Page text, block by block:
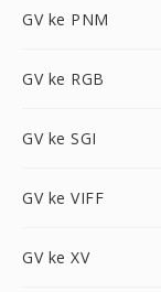
GV ke PNM
GV ke RGB
GV ke SGI
GV ke VIFF
GV ke XV